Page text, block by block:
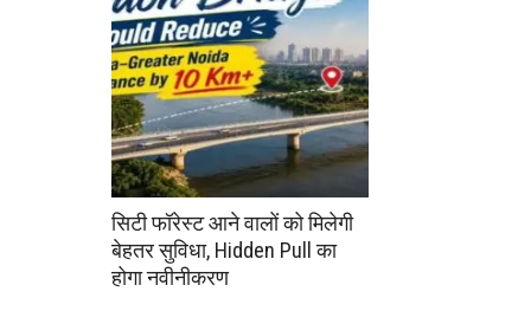
सिटी फॉरेस्ट आने वालों को मिलेगी
बेहतर सुविधा, Hidden Pull का
होगा नवीनीकरण